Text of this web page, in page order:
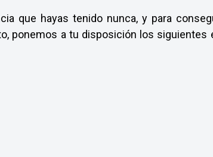
que hayas tenido nunca, y para
ponemos a tu disposición los